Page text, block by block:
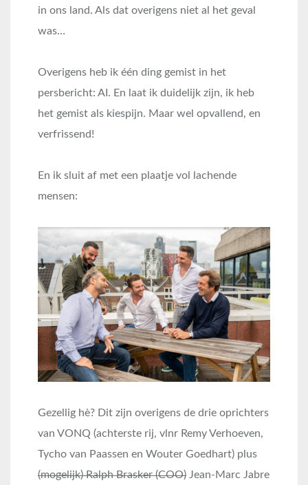
in ons land. Als dat overigens niet al het geval
was…
Overigens heb ik één ding gemist in het
persbericht: AI. En laat ik duidelijk zijn, ik heb
het gemist als kiespijn. Maar wel opvallend, en
verfrissend!
En ik sluit af met een plaatje vol lachende
mensen:
Gezellig hè? Dit zijn overigens de drie oprichters
van VONQ (achterste rij, vlnr Remy Verhoeven,
Tycho van Paassen en Wouter Goedhart) plus
(mogelijk) Ralph Brasker (COO) Jean-Marc Jabre